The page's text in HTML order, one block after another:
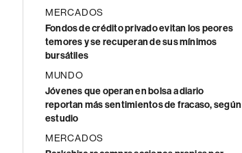
MERCADOS
Fondos de crédito privado evitan los peores
temores y se recuperan de sus mínimos
bursátiles
MUNDO
Jóvenes que operan en bolsa a diario
reportan más sentimientos de fracaso, según
estudio
MERCADOS